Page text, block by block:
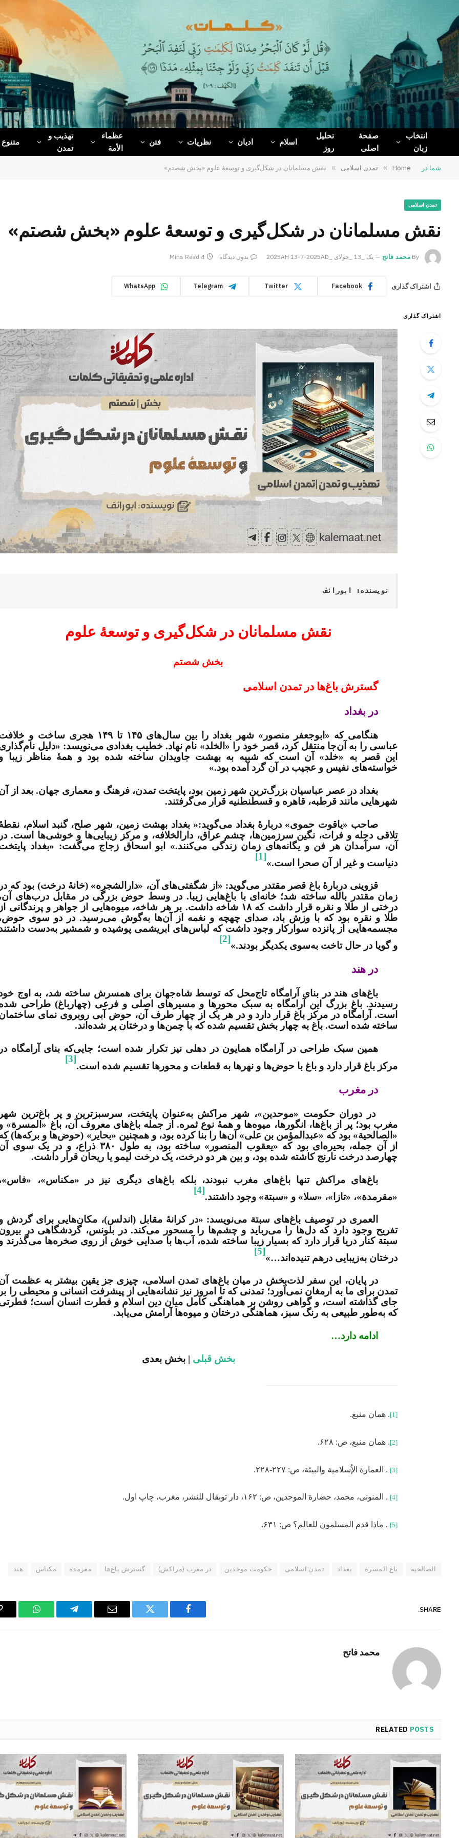
Facebook
X
(Twitter)
Telegram
WhatsApp
انتخاب
زبان
صفحۀ
اصلی
تحلیل
روز
اسلام ادیان نظریات فتن
عظماء‌
الأمة
تهذیب و
تمدن
متنوع
شما در Home
» تمدن اسلامی » نقش مسلمانان در شکل‌گیری و توسعۀ علوم «بخش شصتم»
تمدن اسلامی
نقش مسلمانان در شکل‌گیری و توسعۀ علوم «بخش شصتم»
By محمد فاتح یک _13 _جولای _2025AH 13-7-2025AD بدون دیدگاه 4 Mins Read
اشتراک گذاری Facebook
Twitter
Telegram
WhatsApp
اشتراک گذاری
نویسنده: ابورائف
نقش مسلمانان در شکل‌گیری و توسعۀ علوم
بخش شصتم
گسترش باغ‌ها در تمدن اسلامی
در بغداد
هنگامی که «ابوجعفر منصور» شهر بغداد را بین سال‌های ۱۴۵ تا ۱۴۹ هجری ساخت و
عباسی را به آن‌جا منتقل کرد، قصر خود را «الخلد» نام نهاد. خطیب بغدادی می‌نویسد: «دلیل
این قصر به «خلد» آن است که شبیه به بهشت جاویدان ساخته شده بود و همۀ مناظر زیبا
خواسته‌های نفیس و عجیب در آن گرد آمده بود.
»
بغداد در عصر عباسیان بزرگ‌ترین شهر زمین بود، پایتخت تمدن، فرهنگ و معماری جهان. بعد از
شهرهایی مانند قرطبه، قاهره و قسطنطنیه قرار می‌گرفتند.
صاحب «یاقوت حموی» دربارۀ بغداد می‌گوید:« بغداد بهشت زمین، شهر صلح، گنبد اسلام،
تلاقی دجله و فرات، نگین سرزمین‌ها، چشم عراق، دارالخلافه، و مرکز زیبایی‌ها و خوشی‌ها است.
آن، سرآمدان هر فن و یگانه‌های زمان زندگی می‌کنند.» ابو اسحاق زجاج می‌گفت: «بغداد
دنیاست و غیر از آن صحرا است.
»
[1]
قزوینی دربارۀ باغ قصر مقتدر می‌گوید: «از شگفتی‌های آن، «دارالشجره» (خانۀ درخت) بود که
زمان مقتدر بالله ساخته شد؛ خانه‌ای با باغ‌هایی زیبا. در وسط حوض بزرگی در مقابل درب‌های
درختی از طلا و نقره قرار داشت که ۱۸ شاخه داشت. بر هر شاخه، میوه‌هایی از جواهر و پرندگانی
طلا و نقره بود که با وزش باد، صدای چهچه و نغمه از آن‌ها به‌گوش می‌رسید. در دو سوی
مجسمه‌هایی از پانزده سوارکار وجود داشت که لباس‌های ابریشمی پوشیده و شمشیر به‌دست
و گویا در حال تاخت به‌سوی یکدیگر بودند.
»
[2]
در هند
باغ‌های هند در بنای آرامگاه تاج‌محل که توسط شاه‌جهان برای همسرش ساخته شد، به اوج
رسیدند. باغ بزرگ این آرامگاه به سبک محورها و مسیرهای اصلی و فرعی (چهارباغ) طراحی
است. آرامگاه در مرکز باغ قرار دارد و در هر یک از چهار طرف آن، حوض آبی روبروی نمای
ساخته شده است. باغ به چهار بخش تقسیم شده که با چمن‌ها و درختان پر شده‌اند.
همین سبک طراحی در آرامگاه همایون در دهلی نیز تکرار شده است؛ جایی‌که بنای آرامگاه
مرکز باغ قرار دارد و باغ با حوض‌ها و نهرها به قطعات و محورها تقسیم شده است.
[3]
در مغرب
در دوران حکومت «موحدین»، شهر مراکش به‌عنوان پایتخت، سرسبزترین و پر باغ‌ترین
مغرب بود؛ پر از باغ‌ها، انگورها، میوه‌ها و همۀ نوع ثمره. از جمله باغ‌های معروف آن، باغ «المسرة»
«الصالحیة» بود که «عبدالمؤمن بن علی» آن‌ها را بنا کرده بود، و همچنین «بحایر» (حوض‌ها و برکه‌ها)
از آن جمله، بحیره‌ای بود که «یعقوب المنصور» ساخته بود، به طول ۳۸۰ ذراع، و در یک سوی
چهارصد درخت نارنج کاشته شده بود، و بین هر دو درخت، یک درخت لیمو یا ریحان قرار داشت.
باغ‌های مراکش تنها باغ‌های مغرب نبودند، بلکه باغ‌های دیگری نیز در «مکناس»،
«مقرمدة»، «تازا»، «سلا» و «سبتة» وجود داشتند.
[4]
العمری در توصیف باغ‌های سبتة می‌نویسد: «در کرانۀ مقابل (اندلس)، مکان‌هایی برای گردش
تفریح وجود دارد که دل‌ها را می‌رباید و چشم‌ها را مسحور می‌کند. در بلونس، گردشگاهی در
سبتة کنار دریا قرار دارد که بسیار زیبا ساخته شده، آب‌ها با صدایی خوش از روی صخره‌ها می‌گذرند
درختان به‌زیبایی درهم تنیده‌اند…»
[5]
در پایان، این سفر لذت‌بخش در میان باغ‌های تمدن اسلامی، چیزی جز یقین بیشتر به عظمت
تمدن برای ما به ارمغان نمی‌آورد؛ تمدنی که تا امروز نیز نشانه‌هایی از پیشرفت انسانی و محیطی را
جای گذاشته است، و گواهی روشن بر هماهنگی کامل میان دین اسلام و فطرت انسان است؛
که به‌طور طبیعی به رنگ سبز، هماهنگی درختان و میوه‌ها آرامش می‌یابد.
ادامه دارد…
بخش قبلی | بخش بعدی
[1]. همان منبع.
[2]. همان منبع، ص: ۶۲۸.
[3] . العمارة الإُسلامیة والبیئة، ص: ۲۲۷-۲۲۸.
[4] . المنونی، محمد، حضارة الموحدین، ص: ۱۶۲، دار توبقال للنشر، مغرب، چاپ اول.
[5] . ماذا قدم المسلمون للعالم؟ ص: ۶۳۱.
الصالحیة باغ المسرة بغداد تمدن اسلامی حکومت موحدین در مغرب (مراکش) گسترش باغ‌ها مقرمدة مکناس هند
SHARE.
Facebook
Twitter
Email
Telegram
محمد فاتح
RELATED POSTS